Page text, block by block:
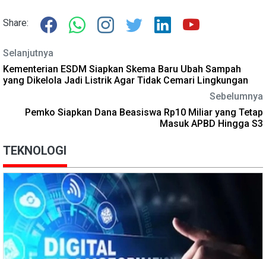
Share:
Selanjutnya
Kementerian ESDM Siapkan Skema Baru Ubah Sampah
yang Dikelola Jadi Listrik Agar Tidak Cemari Lingkungan
Sebelumnya
Pemko Siapkan Dana Beasiswa Rp10 Miliar yang Tetap
Masuk APBD Hingga S3
TEKNOLOGI